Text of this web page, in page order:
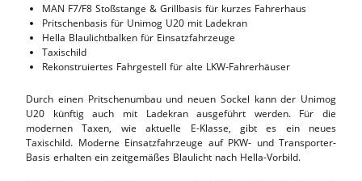
MAN F7/F8 Stoßstange & Grillbasis für kurzes Fahrerhaus
Pritschenbasis für Unimog U20 mit Ladekran
Hella Blaulichtbalken für Einsatzfahrzeuge
Taxischild
Rekonstruiertes Fahrgestell für alte LKW-Fahrerhäuser
Durch einen Pritschenumbau und neuen Sockel kann der Unimog
U20 künftig auch mit Ladekran ausgeführt werden. Für die
modernen Taxen, wie aktuelle E-Klasse, gibt es ein neues
Taxischild. Moderne Einsatzfahrzeuge auf PKW- und Transporter-
Basis erhalten ein zeitgemäßes Blaulicht nach Hella-Vorbild.